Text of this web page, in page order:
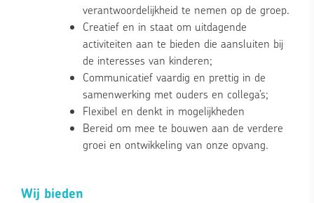
verantwoordelijkheid te nemen op de groep.
Creatief en in staat om uitdagende
activiteiten aan te bieden die aansluiten bij
de interesses van kinderen;
Communicatief vaardig en prettig in de
samenwerking met ouders en collega’s;
Flexibel en denkt in mogelijkheden
Bereid om mee te bouwen aan de verdere
groei en ontwikkeling van onze opvang.
Wij bieden